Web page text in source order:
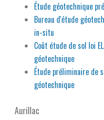
Étude géotechnique
Bureau d'étude
in-situ
Coût étude de sol loi
géotechnique
Étude préliminaire de
géotechnique
Aurillac